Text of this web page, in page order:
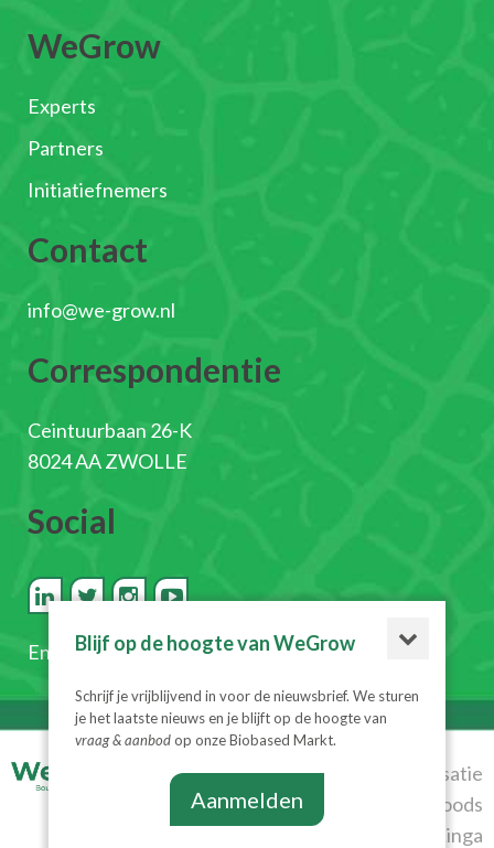
WeGrow
Experts
Partners
Initiatiefnemers
Contact
info@we-grow.nl
Correspondentie
Ceintuurbaan 26-K
8024 AA ZWOLLE
Social
En schrijf je in voor de nieuwsbrief
© 2026
WeGrow|Algemene
Realisatie
Diesignloods
& Linga
Blijf op de hoogte van WeGrow
Schrijf je vrijblijvend in voor de nieuwsbrief. We sturen
je het laatste nieuws en je blijft op de hoogte van
vraag & aanbodop onze Biobased Markt.
Aanmelden